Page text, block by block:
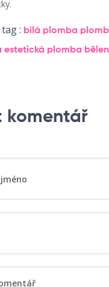
: bílá plomba
estetická plomba
komentář